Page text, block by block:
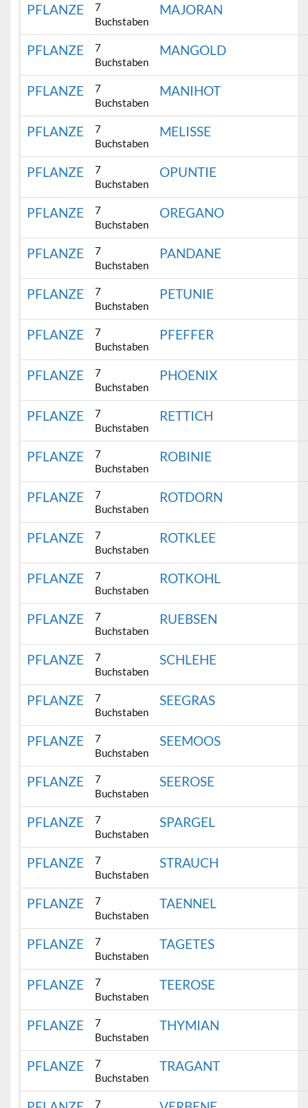
PFLANZE
7
Buchstaben
MAJORAN
PFLANZE
7
Buchstaben
MANGOLD
PFLANZE
7
Buchstaben
MANIHOT
PFLANZE
7
Buchstaben
MELISSE
PFLANZE
7
Buchstaben
OPUNTIE
PFLANZE
7
Buchstaben
OREGANO
PFLANZE
7
Buchstaben
PANDANE
PFLANZE
7
Buchstaben
PETUNIE
PFLANZE
7
Buchstaben
PFEFFER
PFLANZE
7
Buchstaben
PHOENIX
PFLANZE
7
Buchstaben
RETTICH
PFLANZE
7
Buchstaben
ROBINIE
PFLANZE
7
Buchstaben
ROTDORN
PFLANZE
7
Buchstaben
ROTKLEE
PFLANZE
7
Buchstaben
ROTKOHL
PFLANZE
7
Buchstaben
RUEBSEN
PFLANZE
7
Buchstaben
SCHLEHE
PFLANZE
7
Buchstaben
SEEGRAS
PFLANZE
7
Buchstaben
SEEMOOS
PFLANZE
7
Buchstaben
SEEROSE
PFLANZE
7
Buchstaben
SPARGEL
PFLANZE
7
Buchstaben
STRAUCH
PFLANZE
7
Buchstaben
TAENNEL
PFLANZE
7
Buchstaben
TAGETES
PFLANZE
7
Buchstaben
TEEROSE
PFLANZE
7
Buchstaben
THYMIAN
PFLANZE
7
Buchstaben
TRAGANT
7